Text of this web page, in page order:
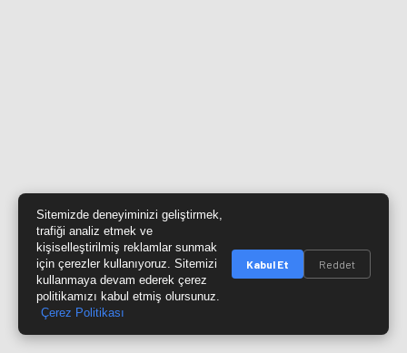
Sitemizde deneyiminizi geliştirmek,
trafiği analiz etmek ve
kişiselleştirilmiş reklamlar sunmak
için çerezler kullanıyoruz. Sitemizi
kullanmaya devam ederek çerez
politikamızı kabul etmiş olursunuz.
Çerez Politikası
Kabul Et Reddet